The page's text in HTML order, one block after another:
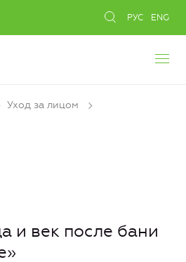
РУС ENG
Уход за лицом
и век после бани